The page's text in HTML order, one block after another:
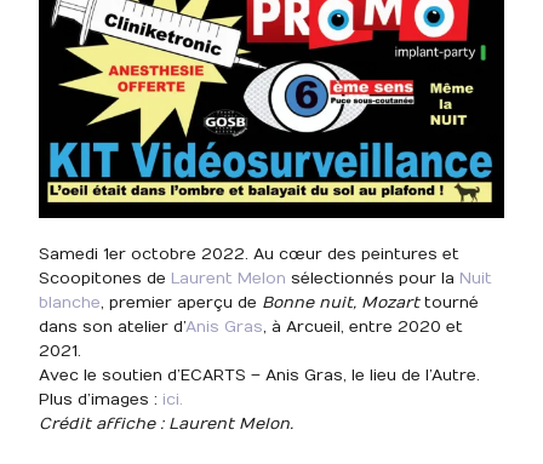
Samedi 1er octobre 2022. Au cœur des peintures et
Scoopitones de Laurent Melon sélectionnés pour la Nuit
blanche, premier aperçu de Bonne nuit, Mozarttourné
dans son atelier d’Anis Gras, à Arcueil, entre 2020 et
2021.
Avec le soutien d’ECARTS – Anis Gras, le lieu de l’Autre.
Plus d’images : ici.
Crédit affiche : Laurent Melon.